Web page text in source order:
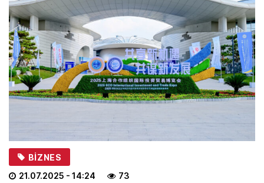
BIZNES
21.07.2025 - 14:24 73